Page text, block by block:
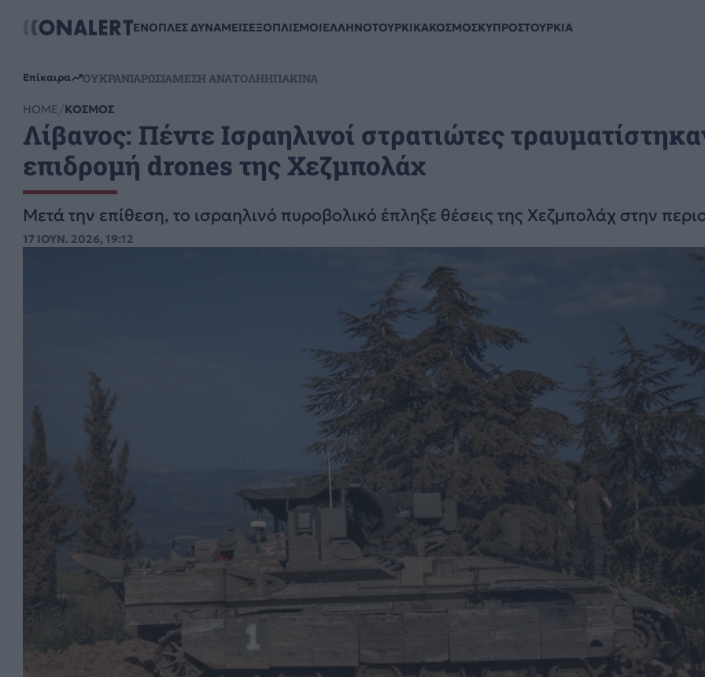
ΕΝΟΠΛΕΣ ΔΥΝΑΜΕΙΣΕΞΟΠΛΙΣΜΟΙΕΛΛΗΝΟΤΟΥΡΚΙΚΑΚΟΣΜΟΣΚΥΠΡΟΣΤΟΥΡΚΙΑ
Επίκαιρα ΟΥΚΡΑΝΙΑΡΩΣΙΑΜΕΣΗ ΑΝΑΤΟΛΗΗΠΑΚΙΝΑ
HOME ΚΟΣΜΟΣ
Λίβανος: Πέντε Ισραηλινοί στρατιώτες
επιδρομή drones της Χεζμπολάχ
Μετά την επίθεση, το ισραηλινό πυροβολικό έπληξε θέσεις της Χεζμπολάχ στην
17 ΙΟΥΝ. 2026, 19:12